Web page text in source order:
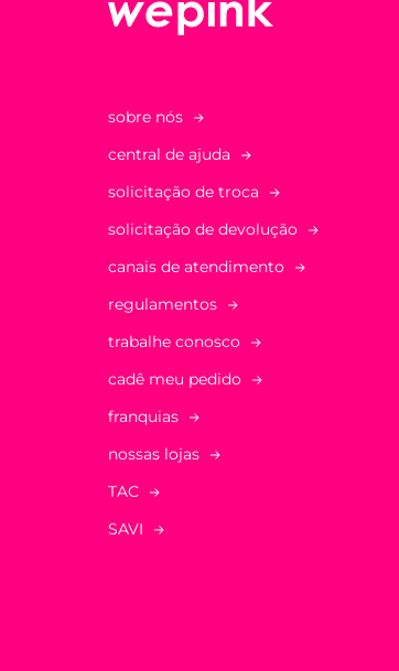
sobre nós
central de ajuda
solicitação de troca
solicitação de devolução
canais de atendimento
regulamentos
trabalhe conosco
cadê meu pedido
franquias
nossas lojas
TAC
SAVI